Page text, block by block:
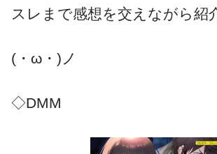
スレまで感想を交えながら紹
(・ω・)ノ
◇DMM